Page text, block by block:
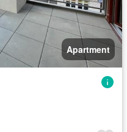
Apartment